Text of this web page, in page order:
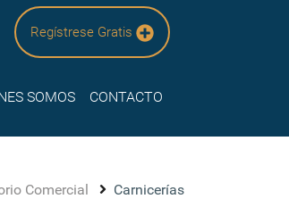
Regístrese Gratis
SOMOS CONTACTO
Comercial Carnicerías